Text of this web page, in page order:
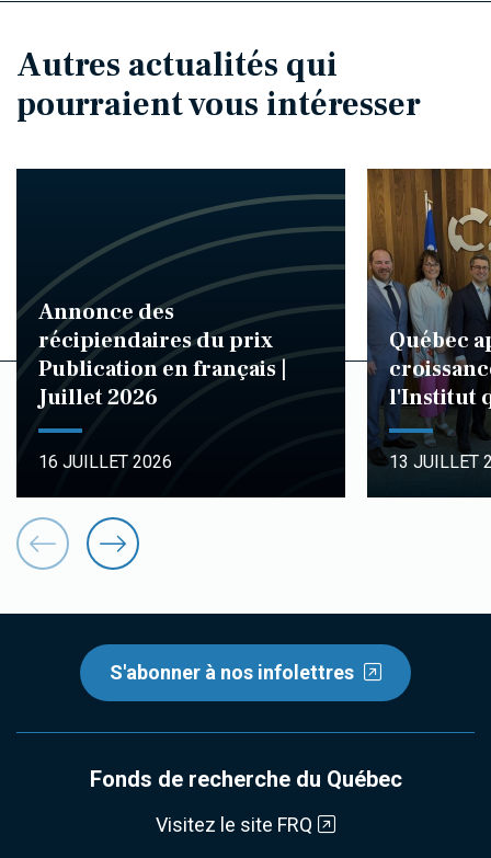
Autres actualités qui
pourraient vous intéresser
Annonce des
récipiendaires du prix
Publication en français |
Juillet 2026
16 JUILLET 2026
Québec
l'Institut
13 JUILLET
S'abonner à nos infolettres
Fonds de recherche du Québec
Visitez le site FRQ